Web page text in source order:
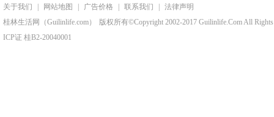
关于我们 网站地图 广告价格 联系我们
法律声明
桂林生活网（Guilinlife.com）
版权所有©Copyright 2002-2017 Guilinlife.Com All Rights
ICP证 桂B2-20040001